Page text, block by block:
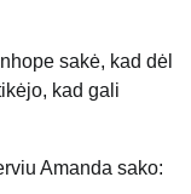
sakė, kad dėl
kad gali
Amanda sako: